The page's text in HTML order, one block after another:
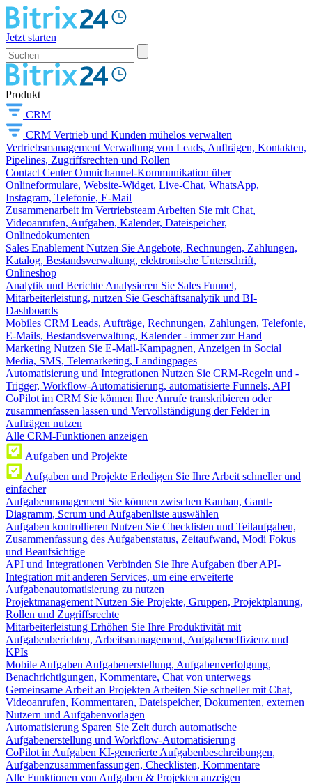
Jetzt starten
Produkt
CRM
CRM Vertrieb und Kunden mühelos verwalten
Vertriebsmanagement Verwaltung von Leads, Aufträgen, Kontakten,
Pipelines, Zugriffsrechten und Rollen
Contact Center Omnichannel-Kommunikation über
Onlineformulare, Website-Widget, Live-Chat, WhatsApp,
Instagram, Telefonie, E-Mail
Zusammenarbeit im Vertriebsteam Arbeiten Sie mit Chat,
Videoanrufen, Aufgaben, Kalender, Dateispeicher,
Onlinedokumenten
Sales Enablement Nutzen Sie Angebote, Rechnungen, Zahlungen,
Katalog, Bestandsverwaltung, elektronische Unterschrift,
Onlineshop
Analytik und Berichte Analysieren Sie Sales Funnel,
Mitarbeiterleistung, nutzen Sie Geschäftsanalytik und BI-
Dashboards
Mobiles CRM Leads, Aufträge, Rechnungen, Zahlungen, Telefonie,
E-Mails, Bestandsverwaltung, Kalender - immer zur Hand
Marketing Nutzen Sie E-Mail-Kampagnen, Anzeigen in Social
Media, SMS, Telemarketing, Landingpages
Automatisierung und Integrationen Nutzen Sie CRM-Regeln und -
Trigger, Workflow-Automatisierung, automatisierte Funnels, API
CoPilot im CRM Sie können Ihre Anrufe transkribieren oder
zusammenfassen lassen und Vervollständigung der Felder in
Aufträgen nutzen
Alle CRM-Funktionen anzeigen
Aufgaben und Projekte
Aufgaben und Projekte Erledigen Sie Ihre Arbeit schneller und
einfacher
Aufgabenmanagement Sie können zwischen Kanban, Gantt-
Diagramm, Scrum und Aufgabenliste auswählen
Aufgaben kontrollieren Nutzen Sie Checklisten und Teilaufgaben,
Zusammenfassung des Aufgabenstatus, Zeitaufwand, Modi Fokus
und Beaufsichtige
API und Integrationen Verbinden Sie Ihre Aufgaben über API-
Integration mit anderen Services, um eine erweiterte
Aufgabenautomatisierung zu nutzen
Projektmanagement Nutzen Sie Projekte, Gruppen, Projektplanung,
Rollen und Zugriffsrechte
Mitarbeiterleistung Erhöhen Sie Ihre Produktivität mit
Aufgabenberichten, Arbeitsmanagement, Aufgabeneffizienz und
KPIs
Mobile Aufgaben Aufgabenerstellung, Aufgabenverfolgung,
Benachrichtigungen, Kommentare, Chat von unterwegs
Gemeinsame Arbeit an Projekten Arbeiten Sie schneller mit Chat,
Videoanrufen, Kommentaren, Dateispeicher, Dokumenten, externen
Nutzern und Aufgabenvorlagen
Automatisierung Sparen Sie Zeit durch automatische
Aufgabenerstellung und Workflow-Automatisierung
CoPilot in Aufgaben KI-generierte Aufgabenbeschreibungen,
Aufgabenzusammenfassungen, Checklisten, Kommentare
Alle Funktionen von Aufgaben & Projekten anzeigen